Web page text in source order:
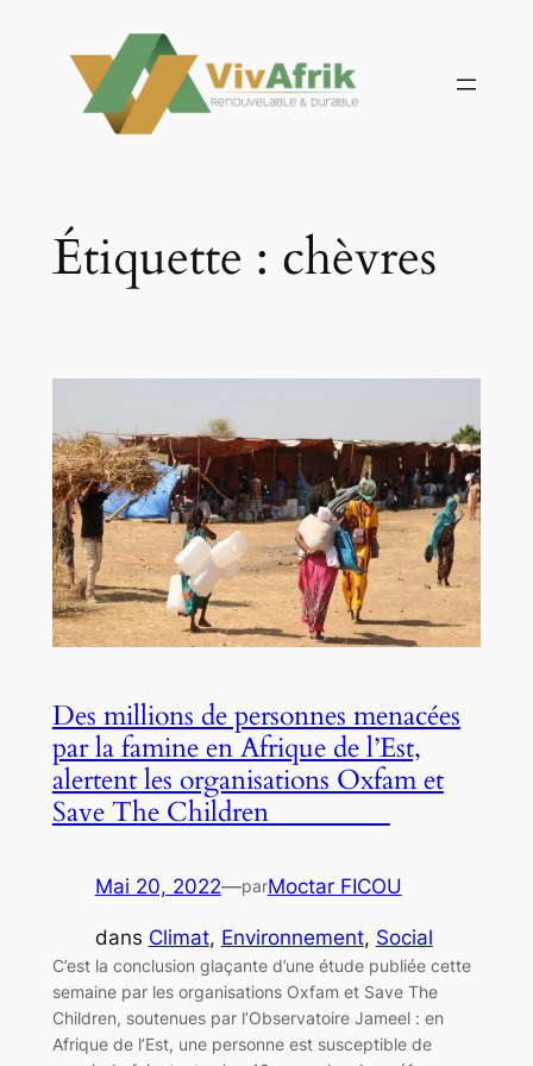
contenu
Étiquette : chèvres
Des millions de personnes menacées
par la famine en Afrique de l’Est,
alertent les organisations Oxfam et
Save The Children
Mai 20, 2022—parMoctar FICOU
dans Climat, Environnement, Social
C’est la conclusion glaçante d’une étude publiée cette
semaine par les organisations Oxfam et Save The
Children, soutenues par l’Observatoire Jameel : en
Afrique de l’Est, une personne est susceptible de